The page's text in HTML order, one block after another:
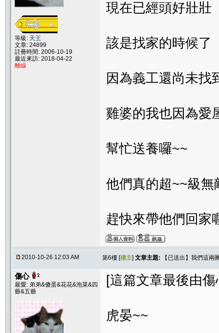
等級: 天王
文章: 24899
註冊時間: 2006-10-19
最近來訪: 2018-04-22
離線
現在已經頭好壯壯
該是找家的時候了
因為義工還尚未找
雞婆的我也因為愛
幫忙送養囉~~
他們真的超~~級無
趕快來帶他們回家
2010-10-26 12:03 AM 第6樓 [樓主] 文章主題: 【已送出】我們這
傷心
最愛: 弟弟&傻蛋&花花&泡菜&四
爺&五爺
[這篇文章最後由
虎晏~~